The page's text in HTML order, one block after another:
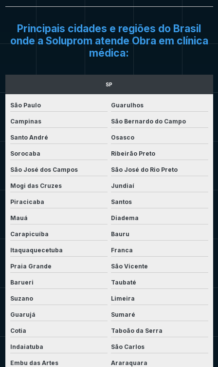
Principais cidades e regiões do Brasil
onde a Soluprom atende Obra em clínica
médica:
SP
São Paulo Guarulhos
Campinas São Bernardo do Campo
Santo André Osasco
Sorocaba Ribeirão Preto
São José dos Campos São José do Rio Preto
Mogi das Cruzes Jundiaí
Piracicaba Santos
Mauá Diadema
Carapicuíba Bauru
Itaquaquecetuba Franca
Praia Grande São Vicente
Barueri Taubaté
Suzano Limeira
Guarujá Sumaré
Cotia Taboão da Serra
Indaiatuba São Carlos
Embu das Artes Araraquara